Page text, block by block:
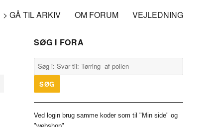
> GÅ TIL ARKIV OM FORUM VEJLEDNING
SØG I FORA
Ved login brug samme koder som til "Min side" og